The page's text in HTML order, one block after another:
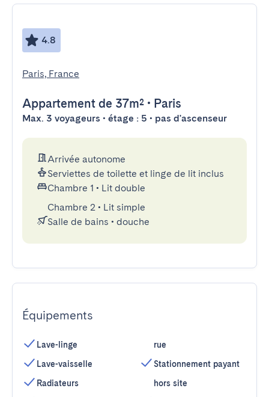
4.8
Paris, France
Appartement de 37m² • Paris
Max. 3 voyageurs • étage : 5 • pas d'ascenseur
Arrivée autonome
Serviettes de toilette et linge de lit inclus
Chambre 1 • Lit double
Chambre 2 • Lit simple
Salle de bains • douche
Équipements
Lave-linge
Lave-vaisselle
Radiateurs
rue
Stationnement payant
hors site